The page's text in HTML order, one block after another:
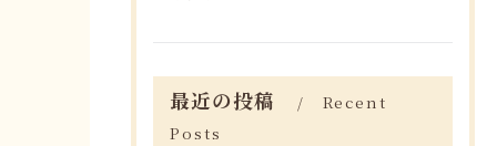
最近の投稿
Recent
Posts